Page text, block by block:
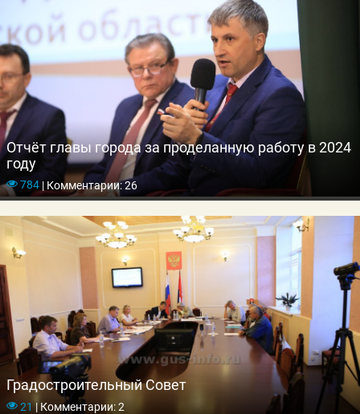
Отчёт главы города за проделанную работу в 2024
году
784 |Комментарии: 26
Градостроительный Совет
21|Комментарии: 2